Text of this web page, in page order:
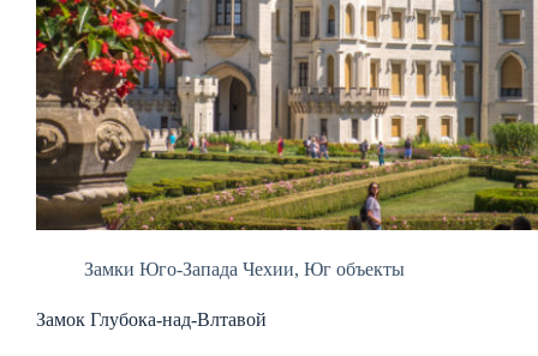
Замки Юго-Запада Чехии, Юг объекты
Замок Глубока-над-Влтавой